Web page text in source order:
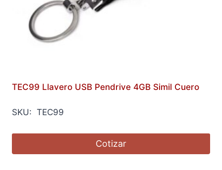
TEC99 Llavero USB Pendrive 4GB Simil Cuero
SKU: TEC99
Cotizar